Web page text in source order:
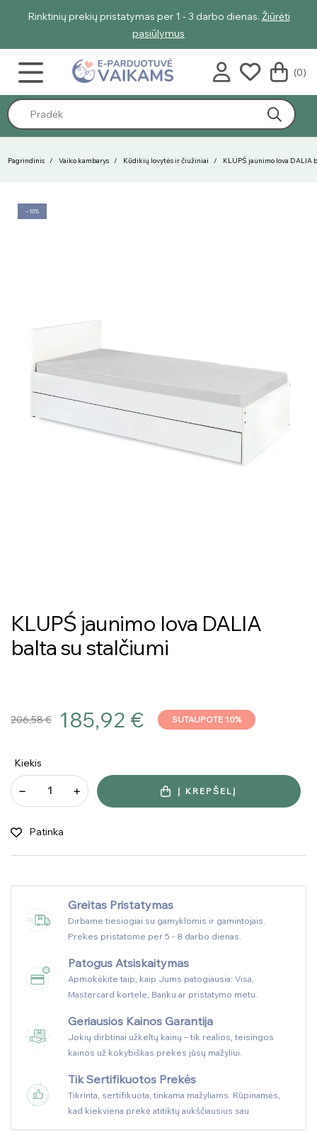
Žiūrėti
Geriausi vasaros pasiūlymai - nuolaidos net iki
(0)
Pagrindinis Vaiko kambarys Kūdikių lovytės ir čiužiniai KLUPŚ jaunimo lova DALIA
−10%
KLUPŚ jaunimo lova DALIA
balta su stalčiumi
206,58 € 185,92 € SUTAUPOTE 10%
Kiekis
Į KREPŠELĮ
Patinka
Greitas Pristatymas
Dirbame tiesiogiai su gamyklomis ir gamintojais.
Prekes pristatome per 5 - 8 darbo dienas.
Patogus Atsiskaitymas
Apmokėkite taip, kaip Jums patogiausia: Visa,
Mastercard kortele, Banku ar pristatymo metu.
Geriausios Kainos Garantija
Jokių dirbtinai užkeltų kainų – tik realios, teisingos
kainos už kokybiškas prekes jūsų mažyliui.
Tik Sertifikuotos Prekės
Tikrinta, sertifikuota, tinkama mažyliams. Rūpinamės,
kad kiekviena prekė atitiktų aukščiausius sau